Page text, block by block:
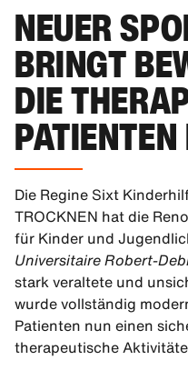
NEUER
BRINGT
DIE
Die Regine Sixt
TROCKNEN hat die
für Kinder und
Universitaire Robert-
stark veraltete und
wurde vollständig
Patienten nun einen
therapeutische